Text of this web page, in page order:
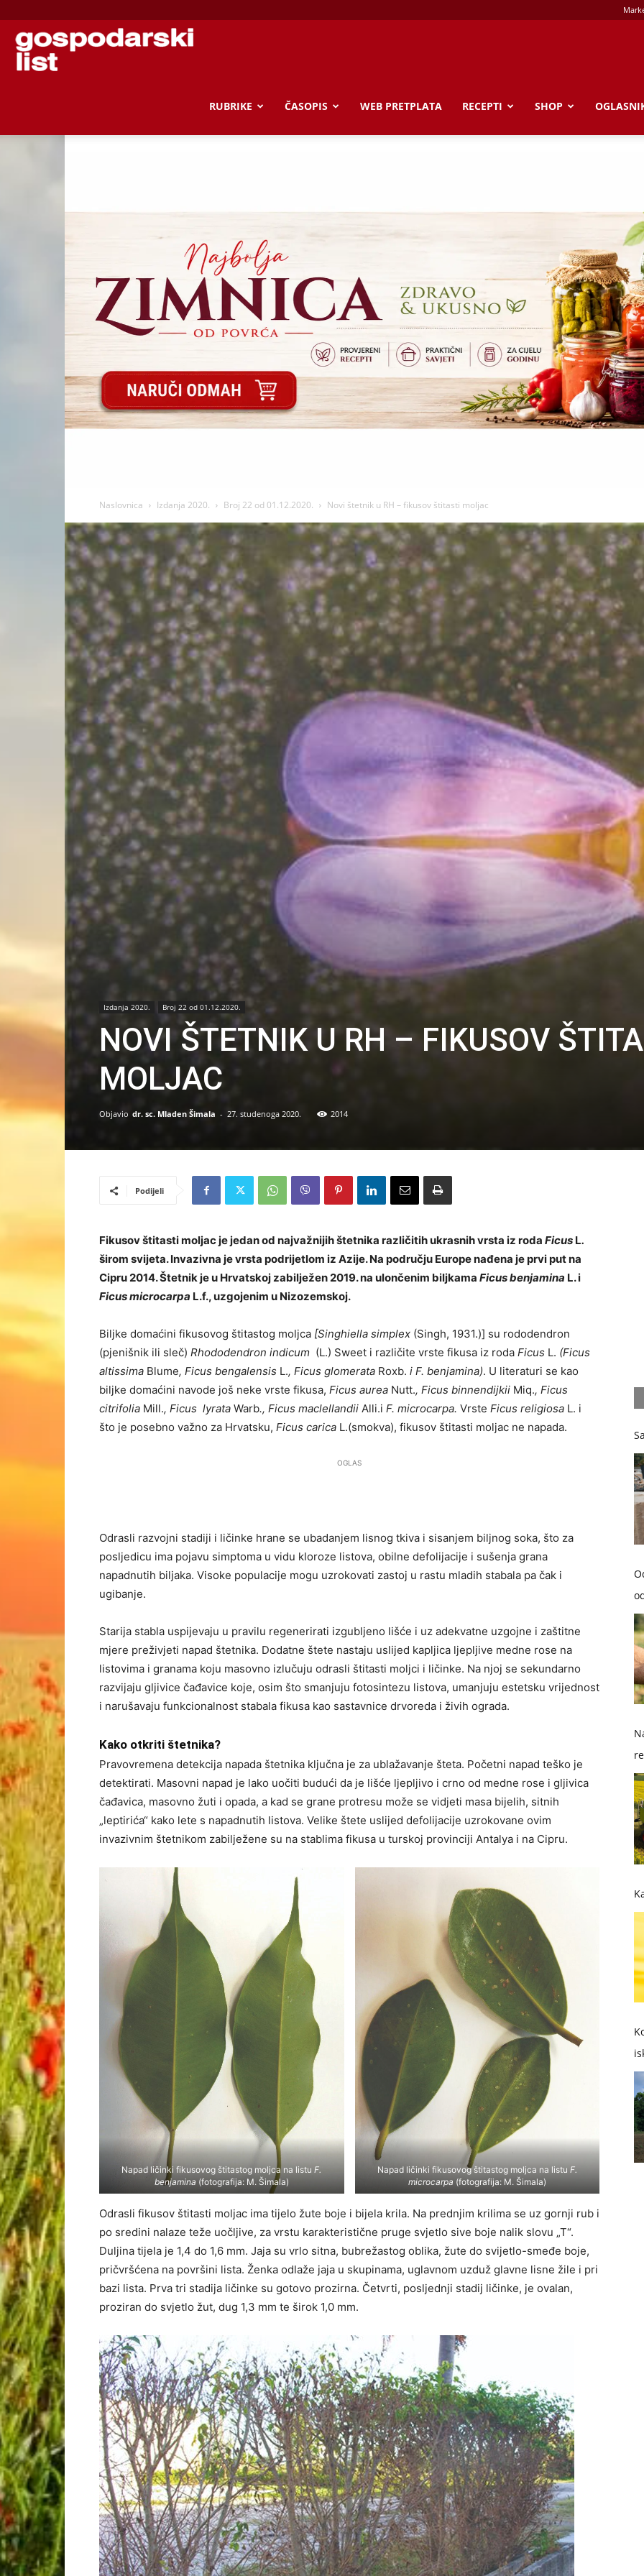
Gospodarski
RUBRIKE ČASOPIS WEB PRETPLATA RECEPTI SHOP
Naslovnica Izdanja 2020. Broj 22 od 01.12.2020. Novi štetnik u RH – fikusov štitasti moljac
Izdanja 2020. Broj 22 od 01.12.2020.
NOVI ŠTETNIK U RH – FIKUSOV
MOLJAC
Objavio dr. sc. Mladen Šimala - 27. studenoga 2020. 2014
Podijeli
Fikusov štitasti moljac je jedan od najvažnijih štetnika različitih ukrasnih vrsta iz roda Ficus L.
širom svijeta. Invazivna je vrsta podrijetlom iz Azije. Na području Europe nađena je prvi put na
Cipru 2014. Štetnik je u Hrvatskoj zabilježen 2019. na ulončenim biljkama Ficus benjamina L.i
Ficus microcarpa L.f., uzgojenim u Nizozemskoj.
Biljke domaćini fikusovog štitastog moljca [Singhiella simplex (Singh, 1931.)] su rododendron
(pjenišnik ili sleč) Rhododendron indicum (L.) Sweet i različite vrste fikusa iz roda Ficus L. (Ficus
altissima Blume, Ficus bengalensis L., Ficus glomerata Roxb. i F. benjamina). U literaturi se kao
biljke domaćini navode još neke vrste fikusa, Ficus aurea Nutt., Ficus binnendijkii Miq., Ficus
citrifolia Mill., Ficus lyrata Warb., Ficus maclellandii Alli.i F. microcarpa. Vrste Ficus religiosa L. i
što je posebno važno za Hrvatsku, Ficus carica L.(smokva), fikusov štitasti moljac ne napada.
OGLAS
Odrasli razvojni stadiji i ličinke hrane se ubadanjem lisnog tkiva i sisanjem biljnog soka, što za
posljedicu ima pojavu simptoma u vidu kloroze listova, obilne defolijacije i sušenja grana
napadnutih biljaka. Visoke populacije mogu uzrokovati zastoj u rastu mladih stabala pa čak i
ugibanje.
Starija stabla uspijevaju u pravilu regenerirati izgubljeno lišće i uz adekvatne uzgojne i zaštitne
mjere preživjeti napad štetnika. Dodatne štete nastaju uslijed kapljica ljepljive medne rose na
listovima i granama koju masovno izlučuju odrasli štitasti moljci i ličinke. Na njoj se sekundarno
razvijaju gljivice čađavice koje, osim što smanjuju fotosintezu listova, umanjuju estetsku vrijednost
i narušavaju funkcionalnost stabala fikusa kao sastavnice drvoreda i živih ograda.
Kako otkriti štetnika?
Pravovremena detekcija napada štetnika ključna je za ublažavanje šteta. Početni napad teško je
detektirati. Masovni napad je lako uočiti budući da je lišće ljepljivo i crno od medne rose i gljivica
čađavica, masovno žuti i opada, a kad se grane protresu može se vidjeti masa bijelih, sitnih
„leptirića“ kako lete s napadnutih listova. Velike štete uslijed defolijacije uzrokovane ovim
invazivnim štetnikom zabilježene su na stablima fikusa u turskoj provinciji Antalya i na Cipru.
Napad ličinki fikusovog štitastog moljca na listuF.
benjamina (fotografija: M. Šimala)
Napad ličinki fikusovog štitastog moljca na listu F.
microcarpa (fotografija: M. Šimala)
Odrasli fikusov štitasti moljac ima tijelo žute boje i bijela krila. Na prednjim krilima se uz gornji rub i
po sredini nalaze teže uočljive, za vrstu karakteristične pruge svjetlo sive boje nalik slovu „T“.
Duljina tijela je 1,4 do 1,6 mm. Jaja su vrlo sitna, bubrežastog oblika, žute do svijetlo-smeđe boje,
pričvršćena na površini lista. Ženka odlaže jaja u skupinama, uglavnom uzduž glavne lisne žile i pri
bazi lista. Prva tri stadija ličinke su gotovo prozirna. Četvrti, posljednji stadij ličinke, je ovalan,
proziran do svjetlo žut, dug 1,3 mm te širok 1,0 mm.